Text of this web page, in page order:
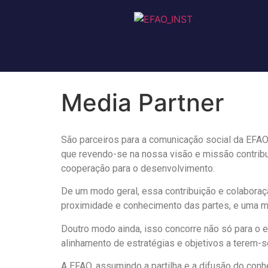
Media Partner
São parceiros para a comunicação social da
que revendo-se na nossa visão e missão
cooperação para o desenvolvimento.
De um modo geral, essa contribuição e
proximidade e conhecimento das partes, e uma
Doutro modo ainda, isso concorre não só para
alinhamento de estratégias e objetivos a terem-